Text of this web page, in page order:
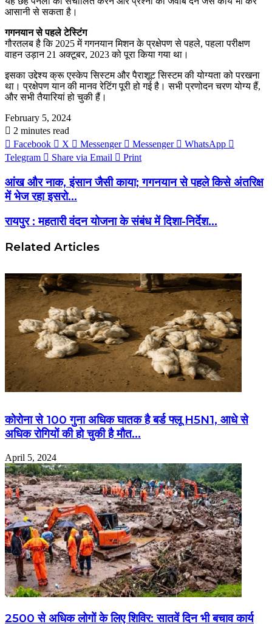
आसानी से सकता है।
गगनयान से पहले टेस्टिंग
गौरतलब है कि 2025 में गगनयान मिशन के प्रक्षेपण से पहले, पहला परीक्षण
वाहन उड़ान 21 अक्टूबर, 2023 को पूरा किया गया था।
इसका उद्देश्य क्रू एस्केप सिस्टम और पैराशूट सिस्टम की योग्यता को परखना
था। प्रक्षेपण यान की मानव रेटिंग पूरी हो गई है। सभी प्रणोदन चरण योग्य हैं,
और सभी तैयारियां हो चुकी हैं।
February 5, 2024
2 minutes read
Facebook
X Messenger Messenger
WhatsApp
Telegram
Share via Email Print
आंख और नाक, इंसान जैसी काया; गगनयान से पहले किसे अंतरिक्ष
में भेज रहा इसरो...
रायपुर : महतारी वंदन योजना के संबंध में दिशा-निर्देश...
Related Articles
कोरोना से 100 गुना अधिक घातक है बर्ड फ्लू H5N1, आधे से
अधिक रोगियों की हो चुकी है मौत…
April 5, 2024
2500 से अधिक लोगों के लिए शिविर: सातवें दिन भी बचाव कार्य